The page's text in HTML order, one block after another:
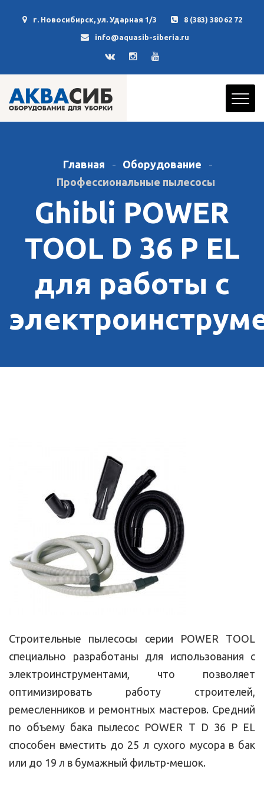
г. Новосибирск, ул. Ударная 1/3 8 (383) 380 62 72
info@aquasib-siberia.ru
Главная
Оборудование
Профессиональные пылесосы
Ghibli POWER
TOOL D 36 P EL
для работы с
Строительные пылесосы серии POWER TOOL
специально разработаны для использования с
электроинструментами, что позволяет
оптимизировать работу строителей,
ремесленников и ремонтных мастеров. Средний
по объему бака пылесос POWER T D 36 P EL
способен вместить до 25 л сухого мусора в бак
или до 19 л в бумажный фильтр-мешок.